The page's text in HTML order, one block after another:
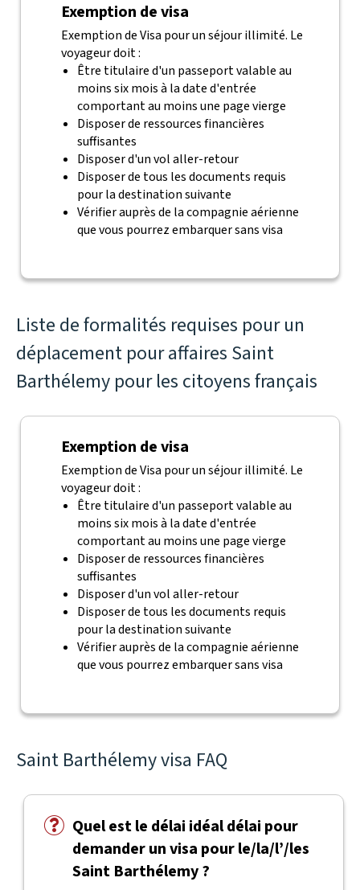
Exemption de visa
Exemption de Visa pour un séjour illimité. Le
voyageur doit :
Être titulaire d'un passeport valable au
moins six mois à la date d'entrée
comportant au moins une page vierge
Disposer de ressources financières
suffisantes
Disposer d'un vol aller-retour
Disposer de tous les documents requis
pour la destination suivante
Vérifier auprès de la compagnie aérienne
que vous pourrez embarquer sans visa
Liste de formalités requises pour un
déplacement pour affaires Saint
Barthélemy pour les citoyens français
Exemption de visa
Exemption de Visa pour un séjour illimité. Le
voyageur doit :
Être titulaire d'un passeport valable au
moins six mois à la date d'entrée
comportant au moins une page vierge
Disposer de ressources financières
suffisantes
Disposer d'un vol aller-retour
Disposer de tous les documents requis
pour la destination suivante
Vérifier auprès de la compagnie aérienne
que vous pourrez embarquer sans visa
Saint Barthélemy visa FAQ
Quel est le délai idéal délai pour
demander un visa pour le/la/l’/les
Saint Barthélemy ?